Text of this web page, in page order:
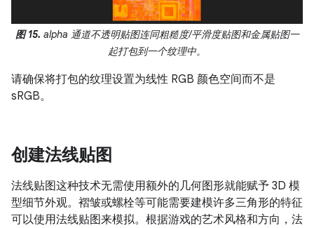
图 15. alpha 通道不透明贴图连同粗糙度/平滑度贴图和金属贴图一
起打包到一个纹理中。
请确保将打包的纹理设置为线性 RGB 颜色空间而不是
sRGB。
创建法线贴图
法线贴图这种技术无需使用额外的几何图形就能赋予 3D 模
型细节外观。褶皱或螺栓等可能需要建模许多三角形的特征
可以使用法线贴图来模拟。根据游戏的艺术风格和方向，法